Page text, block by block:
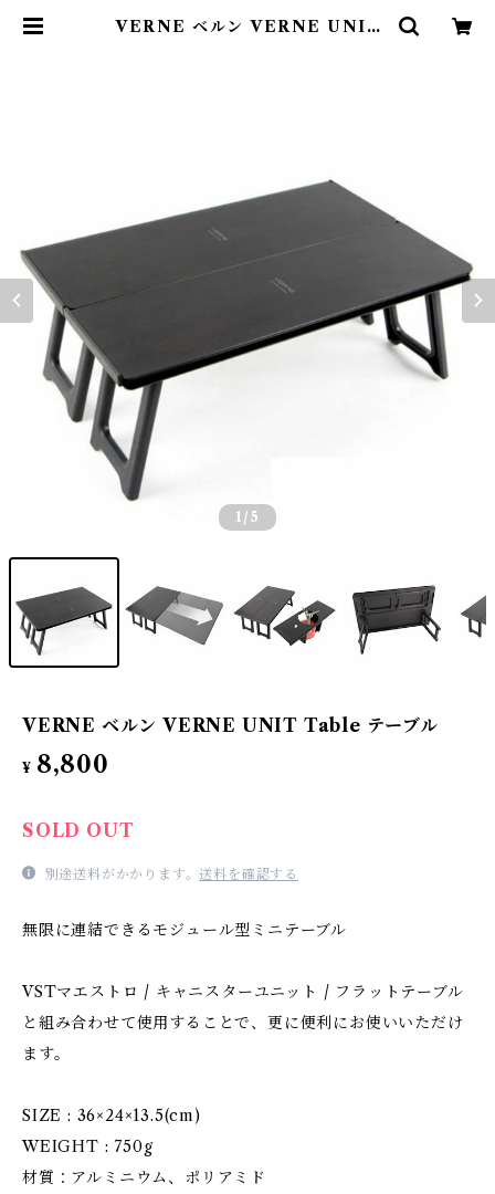
VERNE ベルン VERNE UNIT
1 /5
VERNE ベルン VERNE UNIT Table テーブル
¥ 8,800
SOLD OUT
別途送料がかかります。送料を確認する
無限に連結できるモジュール型ミニテーブル
VSTマエストロ / キャニスターユニット / フラットテーブル
と組み合わせて使用することで、更に便利にお使いいただけ
ます。
SIZE : 36×24×13.5(cm)
WEIGHT : 750g
材質：アルミニウム、ポリアミド